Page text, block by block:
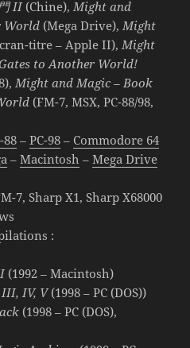
II(Chine),Might and
World (Mega Drive),Might
titre – Apple II),Might
to Another World!
Might and Magic – Book
(FM-7, MSX, PC-88/98,
88 –PC-98 – Commodore 64
–Macintosh –Mega Drive
7, Sharp X1, Sharp X68000
:
(1992 – Macintosh)
IV, V(1998 – PC (DOS))
(1998 – PC (DOS),